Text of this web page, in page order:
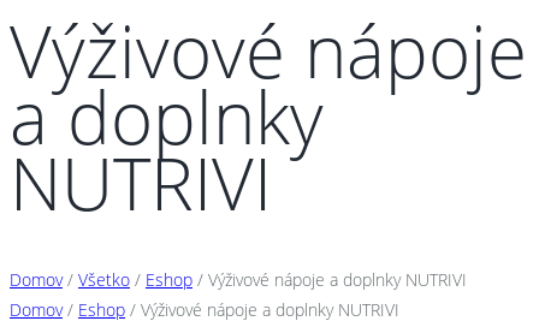
Výživové nápoje
a doplnky
NUTRIVI
Domov/ Všetko / Eshop / Výživové nápoje a doplnky NUTRIVI
Domov/ Eshop / Výživové nápoje a doplnky NUTRIVI